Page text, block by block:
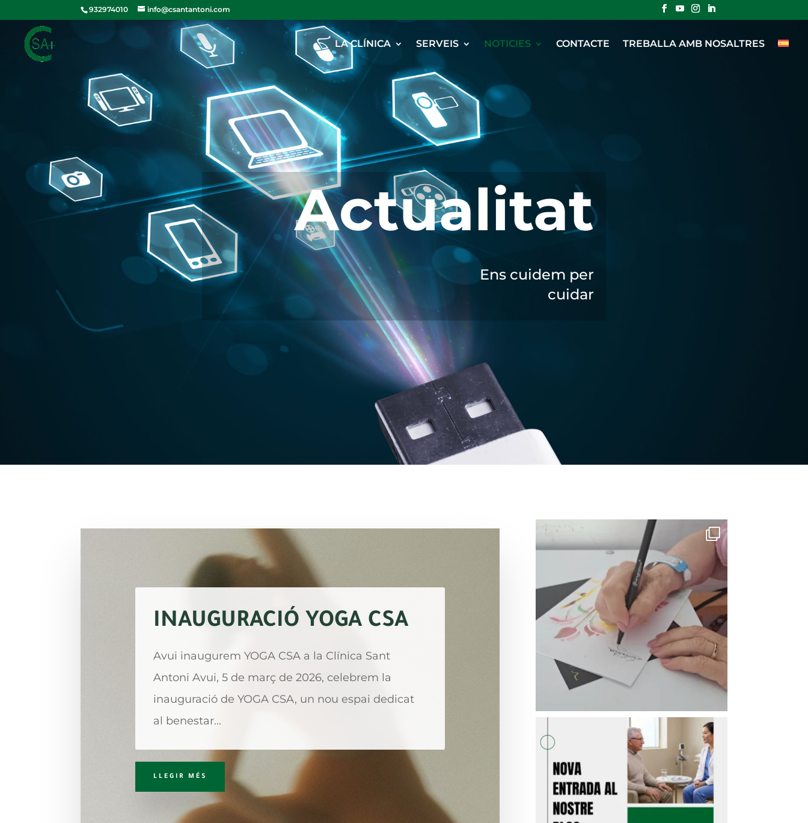
932974010 info@csantantoni.com
LA CLÍNICA SERVEIS NOTICIES CONTACTE TREBALLA AMB NOSALTRES
Actualitat
Ens cuidem per
cuidar
INAUGURACIÓ YOGA CSA
Avui inaugurem YOGA CSA a la Clínica Sant
Antoni Avui, 5 de març de 2026, celebrem la
inauguració de YOGA CSA, un nou espai dedicat
al benestar...
LLEGIR MÉS